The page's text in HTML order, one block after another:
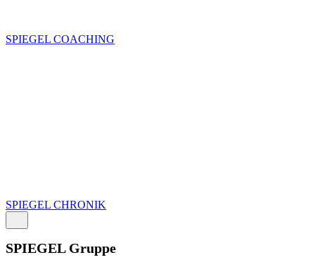
SPIEGEL COACHING
SPIEGEL CHRONIK
SPIEGEL Gruppe